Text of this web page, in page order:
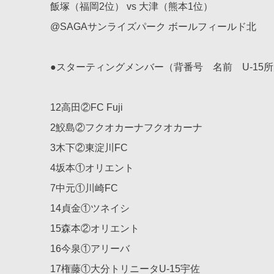
飯塚（福岡2位） vs 大津（熊本1位）
@SAGAサンライズパーク ボールフィールド北
●スターティングメンバー（背番号 名前 U-15
12高田②FC Fuji
2鮫島②フクオカーナフクオカーナ
3木下②東淀川FC
4坂本①オリエント
7中元①川崎FC
14貞金①ツネイシ
15森本②オリエント
16今泉①アリーバ
17権藤①大分トリニータU-15宇佐